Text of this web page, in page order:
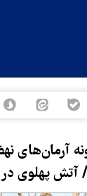
آرمان‌های
آتش پهلوی